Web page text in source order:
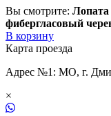
Вы смотрите:
фибергласовый
В корзину
Карта проезда
Адрес №1: МО, г.
×